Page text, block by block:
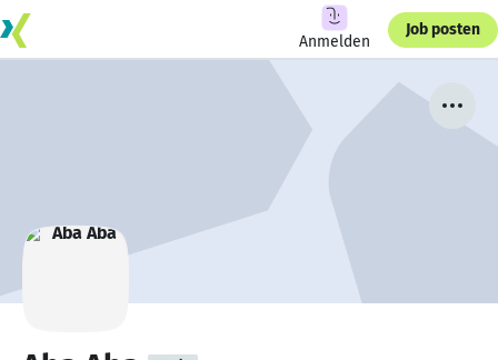
Anmelden
Job posten